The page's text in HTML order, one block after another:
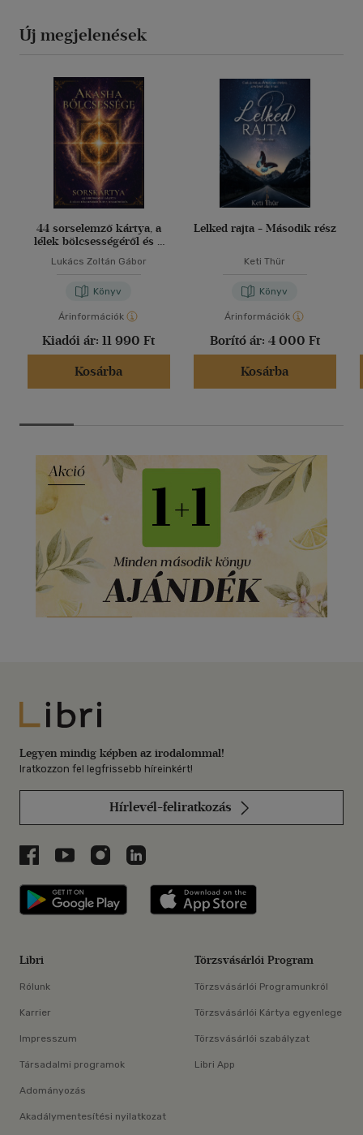
Új megjelenések
44 sorselemző kártya, a
lélek bölcsességéről és a
Lukács Zoltán Gábor
Könyv
Árinformációk
Kiadói ár: 11 990 Ft
Kosárba
Lelked rajta - Második rész
Keti Thür
Könyv
Árinformációk
Borító ár: 4 000 Ft
Kosárba
Libri
Legyen mindig képben az irodalommal!
Iratkozzon fel legfrissebb híreinkért!
Hírlevél-feliratkozás
Libri a Facebookon
Libri a Youtube-on
Libri az Instagramon
Libri a LinkedInen
Libri applikáció Szerezd meg: Google
Libri
Rólunk
Karrier
Impresszum
Társadalmi programok
Adományozás
Akadálymentesítési nyilatkozat
Törzsvásárlói Program
Törzsvásárlói Programunkról
Törzsvásárlói Kártya egyenlege
Törzsvásárlói szabályzat
Libri App